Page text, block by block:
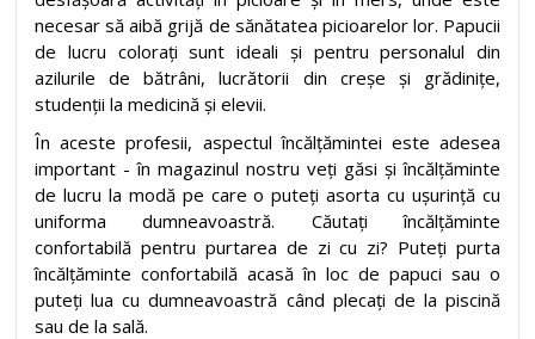
necesar să aibă grijă de sănătatea picioarelor lor. Papucii
de lucru colorați sunt ideali și pentru personalul din
azilurile de bătrâni, lucrătorii din creșe și grădinițe,
studenții la medicină și elevii.
În aceste profesii, aspectul încălțămintei este adesea
important - în magazinul nostru veți găsi și încălțăminte
de lucru la modă pe care o puteți asorta cu ușurință cu
uniforma dumneavoastră. Căutați încălțăminte
confortabilă pentru purtarea de zi cu zi? Puteți purta
încălțăminte confortabilă acasă în loc de papuci sau o
puteți lua cu dumneavoastră când plecați de la piscină
sau de la sală.